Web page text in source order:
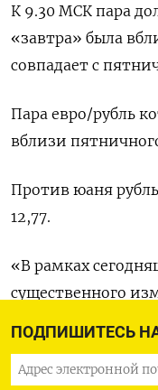
ПОДПИШИТЕСЬ
К 9.30 МСК пара
«завтра» была
совпадает с
Пара евро/рубль
вблизи
Против юаня
12,77.
«В рамках
существенного
энергоносителей
поддержки со